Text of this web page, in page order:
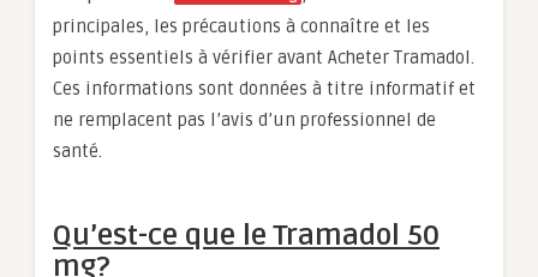
principales, les précautions à connaître et les
points essentiels à vérifier avant Acheter Tramadol.
Ces informations sont données à titre informatif et
ne remplacent pas l’avis d’un professionnel de
santé.
Qu’est-ce que le Tramadol 50
mg?